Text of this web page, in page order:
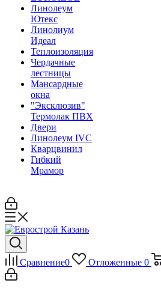
Линолеум
Ютекс
Линолиум
Идеал
Теплоизоляция
Чердачные
лестницы
Мансардные
окна
"Эксклюзив"
Термолак ПВХ
Двери
Линолеум IVC
Кварцвинил
Гибкий
Мрамор
Сравнение0 Отложенные 0